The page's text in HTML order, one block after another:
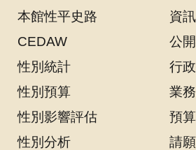
本館性平史路
CEDAW
性別統計
性別預算
性別影響評估
性別分析
資
公
行
業
預
請